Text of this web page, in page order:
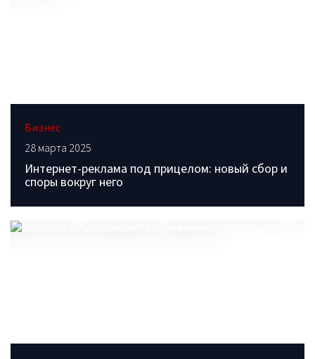
Бизнес
28 марта 2025
Интернет-реклама под прицелом: новый сбор и
споры вокруг него